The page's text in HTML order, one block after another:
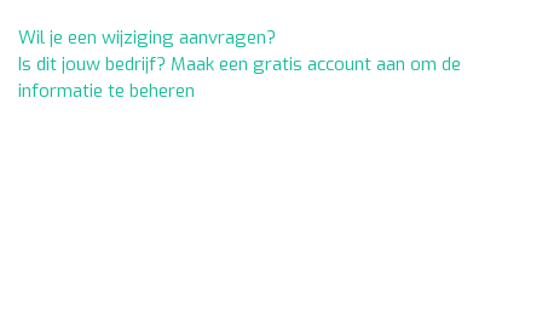
Wil je een wijziging aanvragen?
Is dit jouw bedrijf? Maak een gratis account aan om de
informatie te beheren